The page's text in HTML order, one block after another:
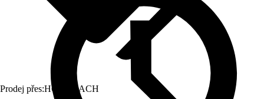
Prodej přes:HORNBACH